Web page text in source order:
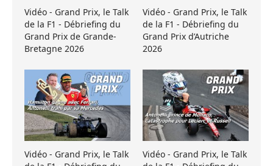
Vidéo - Grand Prix, le Talk
de la F1 - Débriefing du
Grand Prix de Grande-
Bretagne 2026
Vidéo - Grand Prix, le Talk
de la F1 - Débriefing du
Grand Prix d’Autriche
2026
Vidéo - Grand Prix, le Talk
Vidéo - Grand Prix, le Talk